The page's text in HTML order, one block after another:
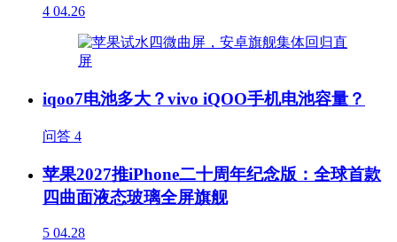
4 04.26
iqoo7电池多大？vivo iQOO手机电池容量？
问答 4
苹果2027推iPhone二十周年纪念版：全球首款
四曲面液态玻璃全屏旗舰
5 04.28